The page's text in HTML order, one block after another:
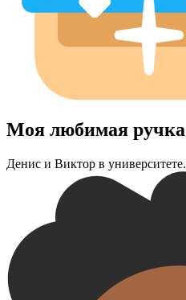
Моя любимая ручка
Денис и Виктор в университете.